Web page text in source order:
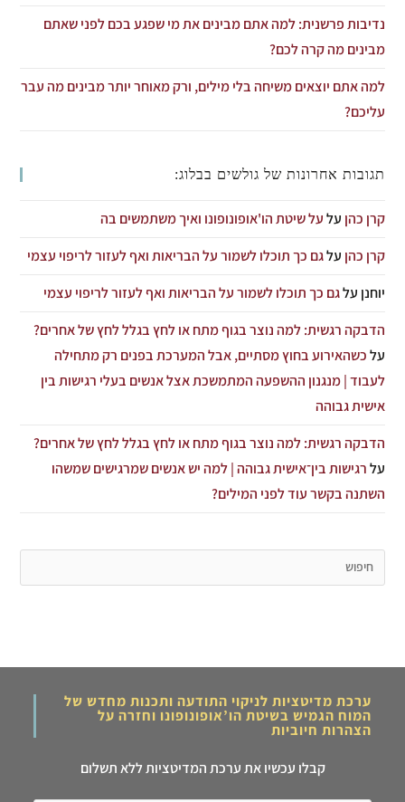
נדיבות פרשנית: למה אתם מבינים את מי שפגע בכם לפני שאתם
מבינים מה קרה לכם?
למה אתם יוצאים משיחה בלי מילים, ורק מאוחר יותר מבינים מה עבר
עליכם?
תגובות אחרונות של גולשים בבלוג:
קרן כהן עלעל שיטת הו'אופונופונו ואיך משתמשים בה
קרן כהן עלגם כך תוכלו לשמור על הבריאות ואף לעזור לריפוי עצמי
יוחנן עלגם כך תוכלו לשמור על הבריאות ואף לעזור לריפוי עצמי
הדבקה רגשית: למה נוצר בגוף מתח או לחץ בגלל לחץ של אחרים?
עלכשהאירוע בחוץ מסתיים, אבל המערכת בפנים רק מתחילה
לעבוד | מנגנון ההשפעה המתמשכת אצל אנשים בעלי רגישות בין
אישית גבוהה
הדבקה רגשית: למה נוצר בגוף מתח או לחץ בגלל לחץ של אחרים?
עלרגישות בין־אישית גבוהה | למה יש אנשים שמרגישים שמשהו
השתנה בקשר עוד לפני המילים?
ערכת מדיטציות לניקוי התודעה ותכנות מחדש של
המוח הגמיש בשיטת הו’אופונופונו וחזרה על
הצהרות חיוביות
קבלו עכשיו את ערכת המדיטציות ללא תשלום